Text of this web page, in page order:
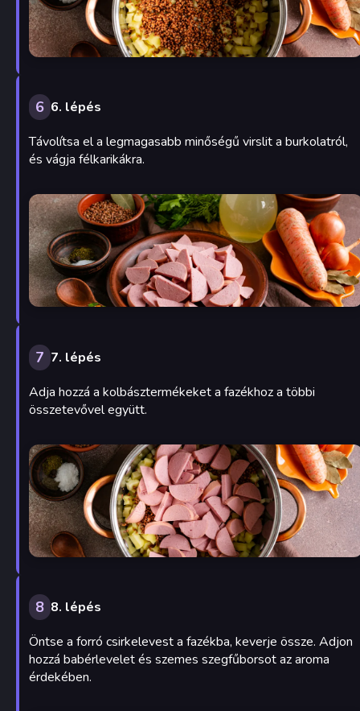
6 6. lépés
Távolítsa el a legmagasabb minőségű virslit a burkolatról,
és vágja félkarikákra.
7 7. lépés
Adja hozzá a kolbásztermékeket a fazékhoz a többi
összetevővel együtt.
8 8. lépés
Öntse a forró csirkelevest a fazékba, keverje össze. Adjon
hozzá babérlevelet és szemes szegfűborsot az aroma
érdekében.